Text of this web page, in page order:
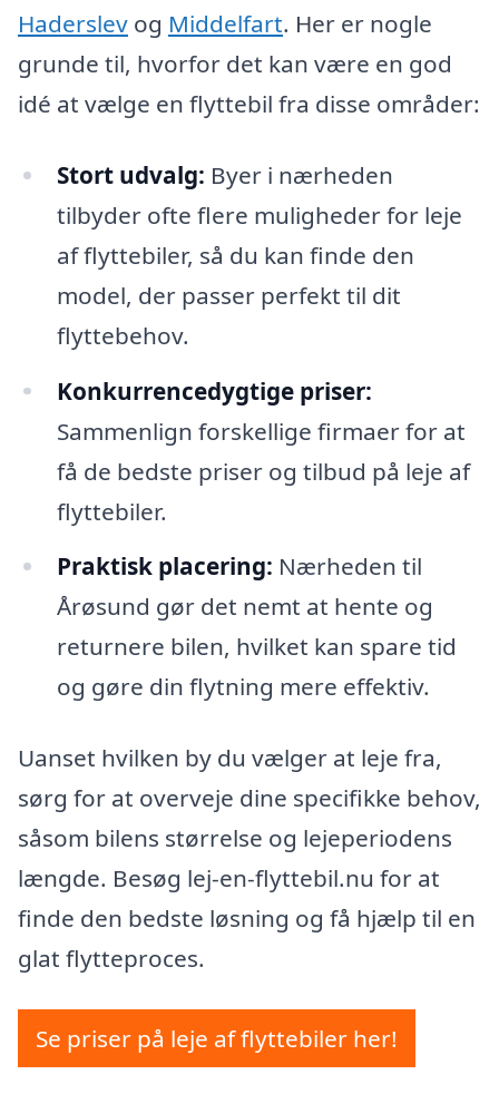
Haderslev og Middelfart. Her er nogle
grunde til, hvorfor det kan være en god
idé at vælge en flyttebil fra disse områder:
Stort udvalg: Byer i nærheden
tilbyder ofte flere muligheder for leje
af flyttebiler, så du kan finde den
model, der passer perfekt til dit
flyttebehov.
Konkurrencedygtige priser:
Sammenlign forskellige firmaer for at
få de bedste priser og tilbud på leje af
flyttebiler.
Praktisk placering: Nærheden til
Årøsund gør det nemt at hente og
returnere bilen, hvilket kan spare tid
og gøre din flytning mere effektiv.
Uanset hvilken by du vælger at leje fra,
sørg for at overveje dine specifikke behov,
såsom bilens størrelse og lejeperiodens
længde. Besøg lej-en-flyttebil.nu for at
finde den bedste løsning og få hjælp til en
glat flytteproces.
Se priser på leje af flyttebiler her!